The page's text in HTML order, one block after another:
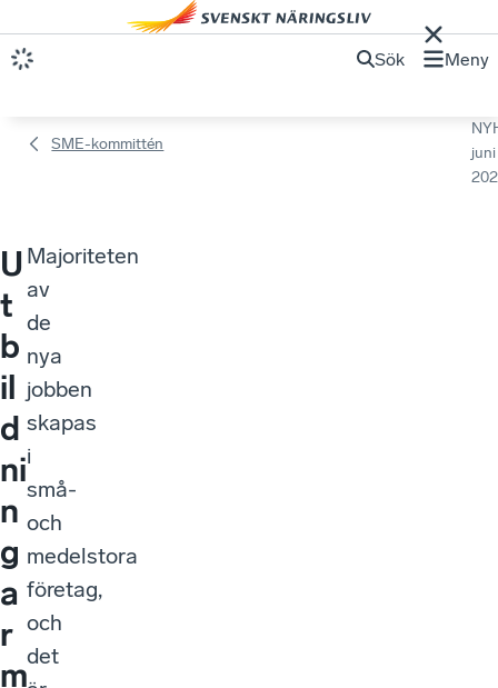
Sök Meny
SME-kommittén
juni
U
t
b
il
d
ni
n
g
a
r
m
Majoriteten
av
de
nya
jobben
skapas
i
små-
och
medelstora
företag,
och
det